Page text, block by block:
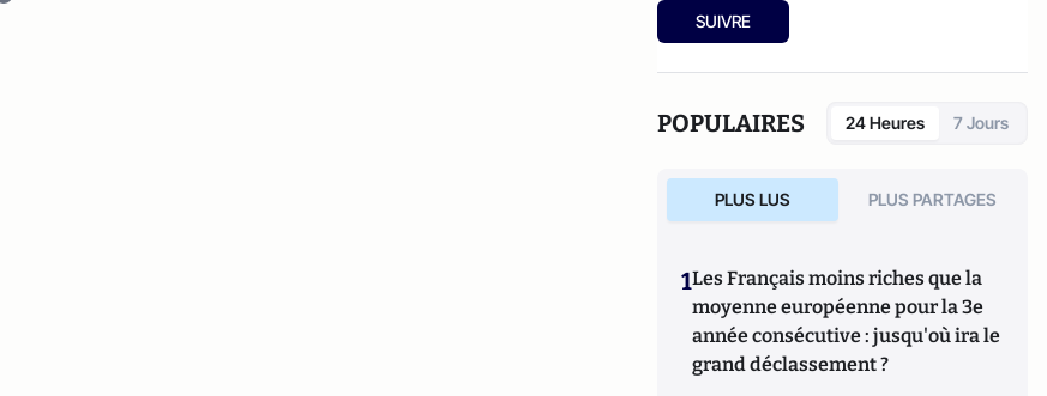
Guillaume de Roux, 2014),
l'idéologie antiraciste
(Tallandier). Il vient de publier "La
Tentation de Paris (Quand le journalisme
SUIVRE
POPULAIRES 24 Heures 7 Jours
PLUS LUS PLUS PARTAGES
1Les Français moins riches que la
moyenne européenne pour la 3e
année consécutive : jusqu'où ira le
grand déclassement ?